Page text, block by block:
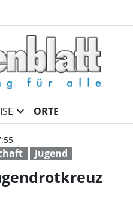
expand_more ORTE
Jugend